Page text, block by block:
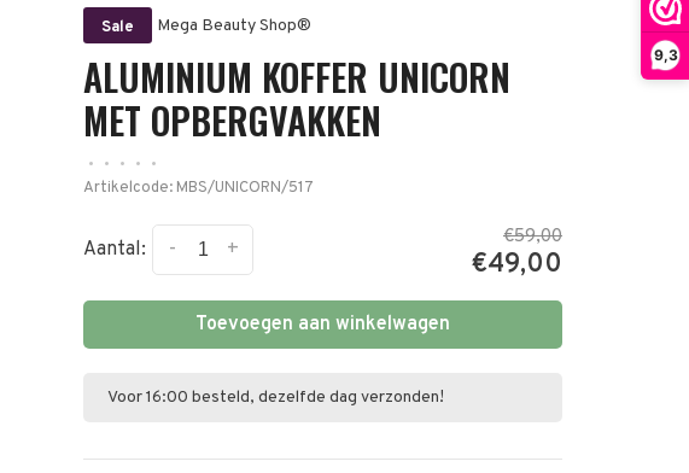
9,3
Sale Mega Beauty Shop®
ALUMINIUM KOFFER UNICORN
MET OPBERGVAKKEN
• • • •
•
Artikelcode: MBS/UNICORN/517
Aantal: +
-
€59,00
€49,00
Toevoegen aan winkelwagen
Voor 16:00 besteld, dezelfde dag verzonden!